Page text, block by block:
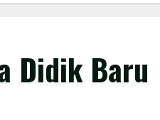
Didik Baru